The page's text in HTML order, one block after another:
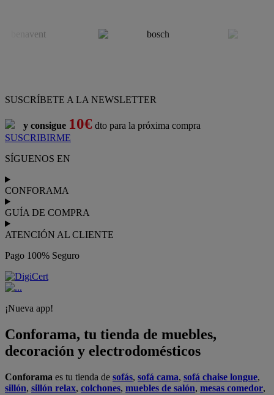
SUSCRÍBETE A LA NEWSLETTER
y consigue 10€ dto para la próxima compra
SUSCRIBIRME
SÍGUENOS EN
CONFORAMA
GUÍA DE COMPRA
ATENCIÓN AL CLIENTE
Pago 100% Seguro
¡Nueva app!
Conforama, tu tienda de muebles,
decoración y electrodomésticos
Conforama es tu tienda de sofás, sofá cama, sofá chaise longue,
sillón, sillón relax, colchones, muebles de salón, mesas comedor,